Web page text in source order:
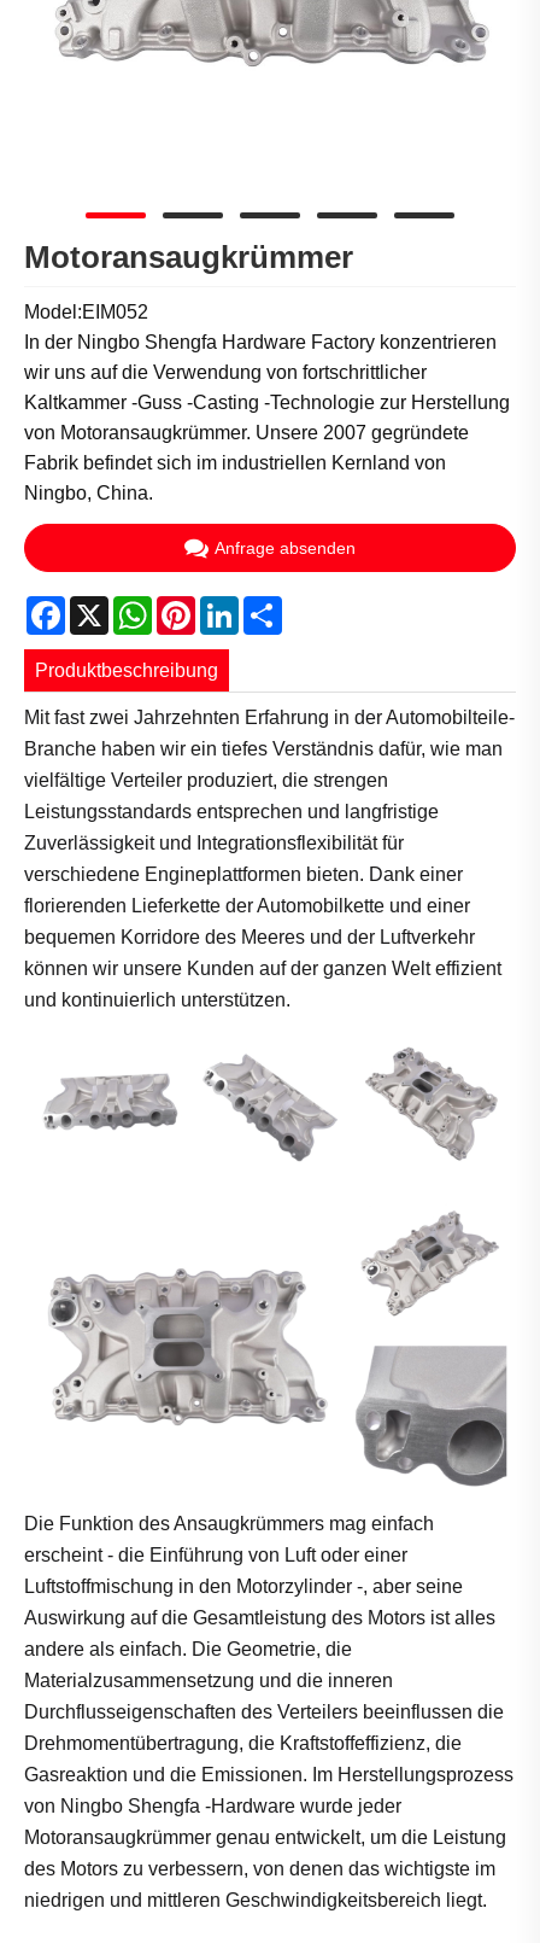
Motoransaugkrümmer
Model:EIM052
In der Ningbo Shengfa Hardware Factory konzentrieren
wir uns auf die Verwendung von fortschrittlicher
Kaltkammer -Guss -Casting -Technologie zur Herstellung
von Motoransaugkrümmer. Unsere 2007 gegründete
Fabrik befindet sich im industriellen Kernland von
Ningbo, China.
Anfrage absenden
Facebook
X WhatsApp
PinterestLinkedIn
Produktbeschreibung
Mit fast zwei Jahrzehnten Erfahrung in der Automobilteile-
Branche haben wir ein tiefes Verständnis dafür, wie man
vielfältige Verteiler produziert, die strengen
Leistungsstandards entsprechen und langfristige
Zuverlässigkeit und Integrationsflexibilität für
verschiedene Engineplattformen bieten. Dank einer
florierenden Lieferkette der Automobilkette und einer
bequemen Korridore des Meeres und der Luftverkehr
können wir unsere Kunden auf der ganzen Welt effizient
und kontinuierlich unterstützen.
Die Funktion des Ansaugkrümmers mag einfach
erscheint - die Einführung von Luft oder einer
Luftstoffmischung in den Motorzylinder -, aber seine
Auswirkung auf die Gesamtleistung des Motors ist alles
andere als einfach. Die Geometrie, die
Materialzusammensetzung und die inneren
Durchflusseigenschaften des Verteilers beeinflussen die
Drehmomentübertragung, die Kraftstoffeffizienz, die
Gasreaktion und die Emissionen. Im Herstellungsprozess
von Ningbo Shengfa -Hardware wurde jeder
Motoransaugkrümmer genau entwickelt, um die Leistung
des Motors zu verbessern, von denen das wichtigste im
niedrigen und mittleren Geschwindigkeitsbereich liegt.